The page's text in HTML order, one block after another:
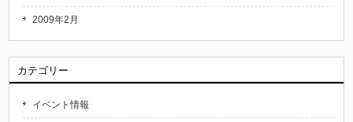
2009年2月
カテゴリー
イベント情報